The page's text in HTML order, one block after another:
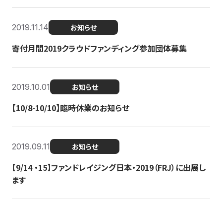
2019.11.14 お知らせ
寄付月間2019クラウドファンディング参加団体募集
2019.10.01 お知らせ
【10/8-10/10】臨時休業のお知らせ
2019.09.11 お知らせ
【9/14 ・15】ファンドレイジング日本・2019（FRJ）に出展し
ます